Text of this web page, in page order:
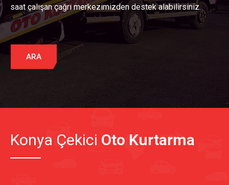
saat çalışan çağrı merkezimizden destek alabilirsiniz.
ARA
Konya Çekici Oto Kurtarma